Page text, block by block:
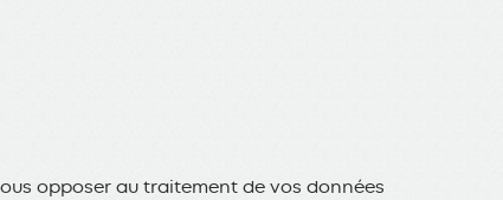
opposer au traitement de vos données